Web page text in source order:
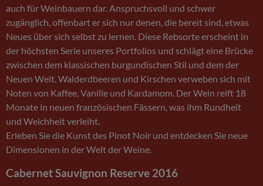
auch für Weinbauern dar. Anspruchsvoll und schwer
zugänglich, offenbart er sich nur denen, die bereit sind, etwas
Neues über sich selbst zu lernen. Diese Rebsorte erscheint in
der höchsten Serie unseres Portfolios und schlägt eine Brücke
zwischen dem klassischen burgundischen Stil und dem der
Neuen Welt. Walderdbeeren und Kirschen verweben sich mit
Noten von Kaffee, Vanille und Kardamom. Der Wein reift 18
Monate in neuen französischen Fässern, was ihm Rundheit
und Weichheit verleiht.
Erleben Sie die Kunst des Pinot Noir und entdecken Sie neue
Dimensionen in der Welt der Weine.
Cabernet Sauvignon Reserve 2016